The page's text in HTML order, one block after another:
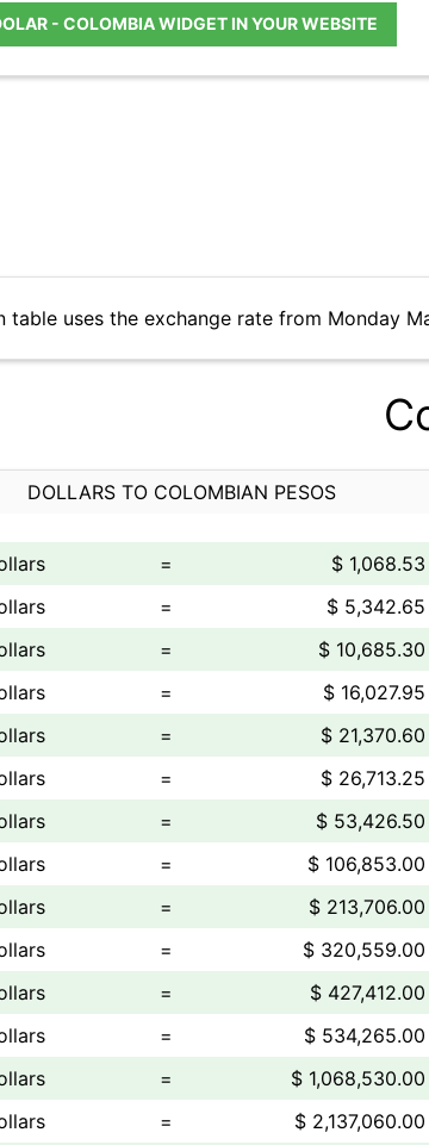
- COLOMBIA WIDGET IN YOUR WEBSITE
table uses the exchange rate from Monday
DOLLARS TO COLOMBIAN PESOS
=
$
=
$ 5,342.65
=
$
=
$
=
$
=
$
=
$ 53,426.50
=
$
=
$
=
$ 320,559.00
=
$
=
$ 534,265.00
=
$
= $